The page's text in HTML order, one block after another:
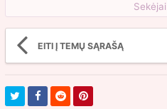
Sekėjai
EITI Į TEMŲ SĄRAŠĄ